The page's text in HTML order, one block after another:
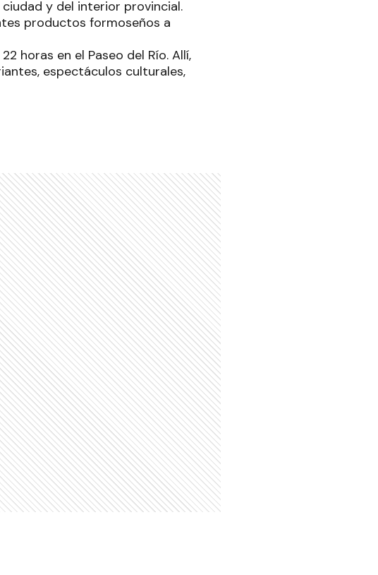
y del interior provincial.
productos formoseños a
horas en el Paseo del Río. Allí,
espectáculos culturales,